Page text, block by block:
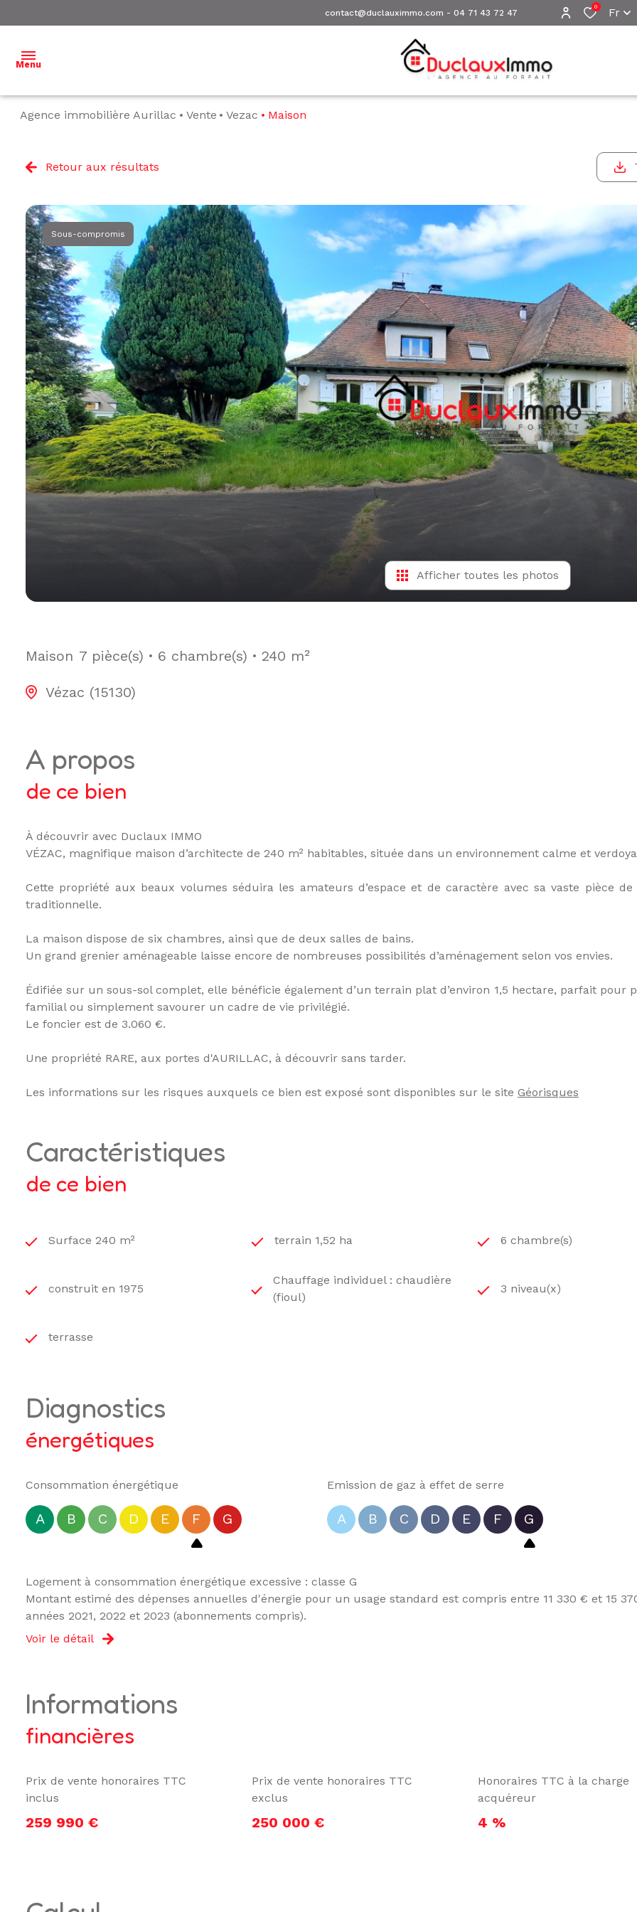
contact@duclauximmo.com -04 71 43 72 47
0 Fr
Menu
BIENS À
NOS
BIENS
VENDUS
ESTIMATION
L'ÉQUIPE
ALERTE
E-MAIL
Agence immobilière Aurillac Vente Vezac Maison
Retour aux résultats
Sous-compromis
Afficher toutes les photos
Maison 7 pièce(s) 6 chambre(s) 240 m²
Vézac (15130)
a propos
de ce bien
À découvrir avec Duclaux IMMO
VÉZAC, magnifique maison d’architecte de 240 m² habitables, située dans un environnement calme et
Cette propriété aux beaux volumes séduira les amateurs d’espace et de caractère avec sa vaste pièce
traditionnelle.
La maison dispose de six chambres, ainsi que de deux salles de bains.
Un grand grenier aménageable laisse encore de nombreuses possibilités d’aménagement selon vos envies.
Édifiée sur un sous-sol complet, elle bénéficie également d’un terrain plat d’environ 1,5 hectare, parfait
familial ou simplement savourer un cadre de vie privilégié.
Le foncier est de 3.060 €.
Une propriété RARE, aux portes d'AURILLAC, à découvrir sans tarder.
Les informations sur les risques auxquels ce bien est exposé sont disponibles sur le site Géorisques
caractéristiques
de ce bien
Surface 240 m² terrain 1,52 ha 6 chambre(s)
construit en 1975
Chauffage individuel : chaudière
(fioul)
3 niveau(x)
terrasse
diagnostics
énergétiques
Consommation énergétique
A B C D E F G
Emission de gaz à effet de serre
A B C D E F G
Logement à consommation énergétique excessive : classe G
Montant estimé des dépenses annuelles d'énergie pour un usage standard est compris entre 11 330 € et 15
années 2021, 2022 et 2023 (abonnements compris).
Voir le détail
informations
financières
Prix de vente honoraires TTC
inclus
259 990 €
Prix de vente honoraires TTC
exclus
250 000 €
Honoraires TTC à la charge
acquéreur
4 %